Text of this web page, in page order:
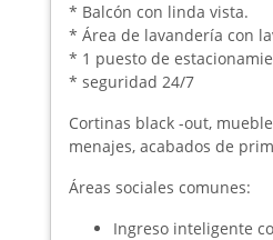
* Balcón con linda vista.
* Área de lavandería con
* 1 puesto de
* seguridad 24/7
Cortinas black -out,
menajes, acabados de
Áreas sociales comunes:
Ingreso inteligente